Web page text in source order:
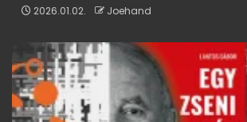
2026.01.02. Joehand